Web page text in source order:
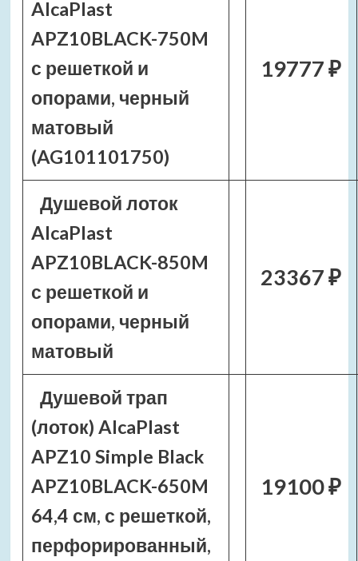
AlcaPlast
APZ10BLACK-750M
с решеткой и
опорами, черный
матовый
(AG101101750)
19777 ₽
Душевой лоток
AlcaPlast
APZ10BLACK-850M
с решеткой и
опорами, черный
матовый
23367 ₽
Душевой трап
(лоток) AlcaPlast
APZ10 Simple Black
APZ10BLACK-650M
64,4 см, с решеткой,
перфорированный,
19100 ₽